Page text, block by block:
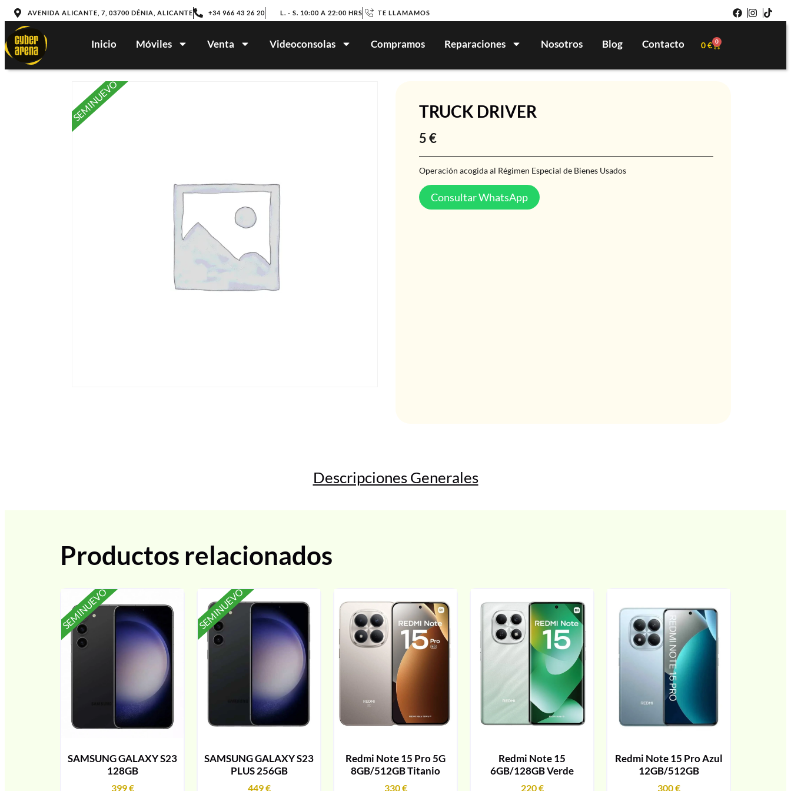
AVENIDA ALICANTE, 7, 03700 DÉNIA, ALICANTE +34 966 43 26 20 L. - S. 10:00 A 22:00 HRS TE LLAMAMOS
Inicio Móviles Venta Videoconsolas Compramos Reparaciones Nosotros Blog Contacto 0€ 0
SEMINUEVO TRUCK DRIVER
5€
Operación acogida al Régimen Especial de Bienes Usados
Consultar WhatsApp
Descripciones Generales
Productos relacionados
SEMINUEVO
SAMSUNG GALAXY S23
128GB
399€
SEMINUEVO
SAMSUNG GALAXY S23
PLUS 256GB
449€
Redmi Note 15 Pro 5G
8GB/512GB Titanio
330€
Redmi Note 15
6GB/128GB Verde
220€
Redmi Note 15 Pro Azul
12GB/512GB
300€